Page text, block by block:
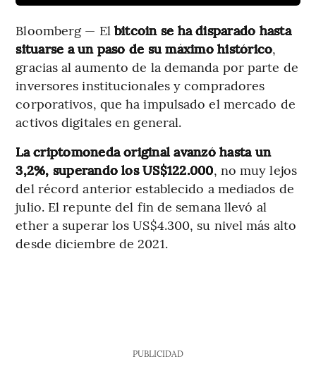
Bloomberg — El bitcoin se ha disparado hasta
situarse a un paso de su máximo histórico,
gracias al aumento de la demanda por parte de
inversores institucionales y compradores
corporativos, que ha impulsado el mercado de
activos digitales en general.
La criptomoneda original avanzó hasta un
3,2%, superando los US$122.000, no muy lejos
del récord anterior establecido a mediados de
julio. El repunte del fin de semana llevó al
ether a superar los US$4.300, su nivel más alto
desde diciembre de 2021.
PUBLICIDAD